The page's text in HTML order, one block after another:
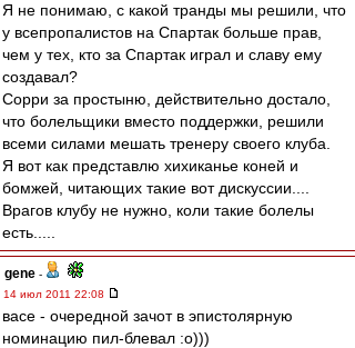
Я не понимаю, с какой транды мы решили, что
у всепропалистов на Спартак больше прав,
чем у тех, кто за Спартак играл и славу ему
создавал?
Сорри за простыню, действительно достало,
что болельщики вместо поддержки, решили
всеми силами мешать тренеру своего клуба.
Я вот как представлю хихиканье коней и
бомжей, читающих такие вот дискуссии....
Врагов клубу не нужно, коли такие болелы
есть.....
gene -
14 июл 2011 22:08
васе - очередной зачот в эпистолярную
номинацию пил-блевал :о)))